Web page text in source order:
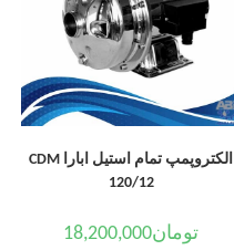
الکتروپمپ تمام استیل ابارا CDM
120/12
تومان18,200,000